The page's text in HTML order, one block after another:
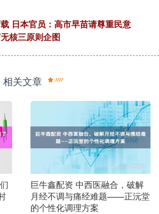
日本官员：高市早苗请尊重民意
核三原则企图
相关文章
巨牛鑫配资 中西医融合，破解
月经不调与痛经难题——正沅堂
的个性化调理方案